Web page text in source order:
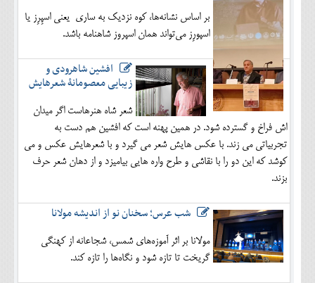
بر اساس نشانه‌ها، کوه نزدیک به ساری یعنی اسپِرِز یا
اسپورِز می‌تواند همان اسپروز شاهنامه باشد.
افشین شاهرودی و
زیبایی معصومانۀ شعرهایش
شعر شاه هنرهاست اگر میدان
اش فراخ و گسترده شود. در همین پهنه است که افشین هم دست به
تجربیاتی می زند. با عکس هایش شعر می گیرد و با شعرهایش عکس و می
کوشد که این دو را با نقاشی و طرح واره هایی بیامیزد و از دهان شعر حرف
بزند.
شب عرس؛ سخنان نو از اندیشه مولانا
مولانا بر اثر آموزه‌های شمس، شجاعانه از کهنگی
گریخت تا تازه شود و نگاه‌ها را تازه کند.